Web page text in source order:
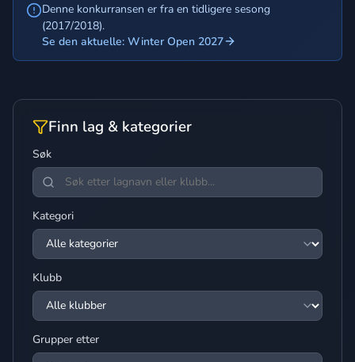
Denne konkurransen er fra en tidligere sesong
(2017/2018).
Se den aktuelle: Winter Open 2027
Finn lag & kategorier
Søk
Kategori
Klubb
Grupper etter